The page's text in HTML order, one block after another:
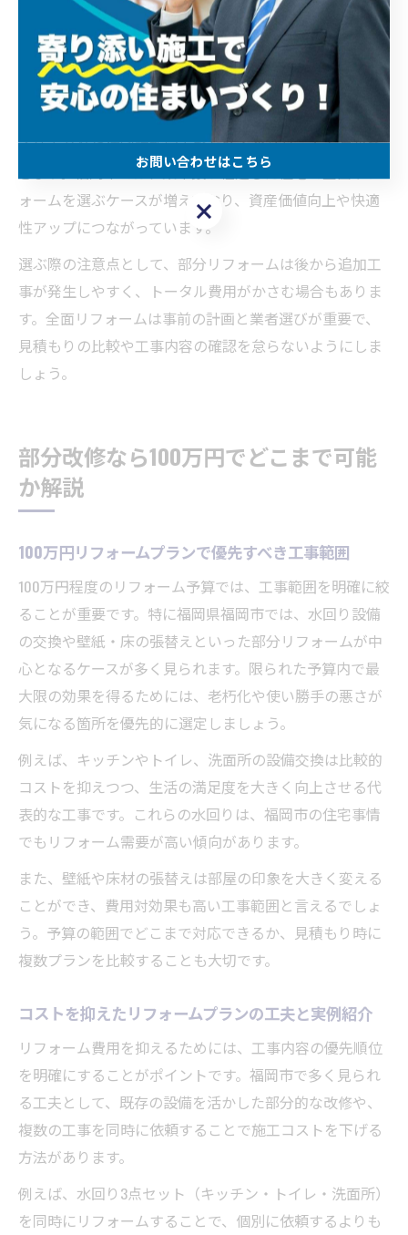
当し、生活への支障も最小限に抑えられます。
一方、全面リフォームプランは、住まい全体にわたる大
規模な改修で、間取り変更や設備の総入れ替えなどが含
まれます。費用も高額になりやすいですが、統一感のあ
る仕上がりや住宅性能向上など多くのメリットを享受で
きます。福岡市では、築年数が経過した住宅で全面リフ
ォームを選ぶケースが増えており、資産価値向上や快適
性アップにつながっています。
選ぶ際の注意点として、部分リフォームは後から追加工
事が発生しやすく、トータル費用がかさむ場合もありま
す。全面リフォームは事前の計画と業者選びが重要で、
見積もりの比較や工事内容の確認を怠らないようにしま
しょう。
部分改修なら100万円でどこまで可能
か解説
100万円リフォームプランで優先すべき工事範囲
100万円程度のリフォーム予算では、工事範囲を明確に絞
ることが重要です。特に福岡県福岡市では、水回り設備
の交換や壁紙・床の張替えといった部分リフォームが中
心となるケースが多く見られます。限られた予算内で最
大限の効果を得るためには、老朽化や使い勝手の悪さが
気になる箇所を優先的に選定しましょう。
例えば、キッチンやトイレ、洗面所の設備交換は比較的
コストを抑えつつ、生活の満足度を大きく向上させる代
表的な工事です。これらの水回りは、福岡市の住宅事情
でもリフォーム需要が高い傾向があります。
また、壁紙や床材の張替えは部屋の印象を大きく変える
ことができ、費用対効果も高い工事範囲と言えるでしょ
う。予算の範囲でどこまで対応できるか、見積もり時に
複数プランを比較することも大切です。
コストを抑えたリフォームプランの工夫と実例紹介
リフォーム費用を抑えるためには、工事内容の優先順位
を明確にすることがポイントです。福岡市で多く見られ
る工夫として、既存の設備を活かした部分的な改修や、
複数の工事を同時に依頼することで施工コストを下げる
方法があります。
例えば、水回り3点セット（キッチン・トイレ・洗面所）
を同時にリフォームすることで、個別に依頼するよりも
お問い合わせはこちら
お問い合わせはこちら